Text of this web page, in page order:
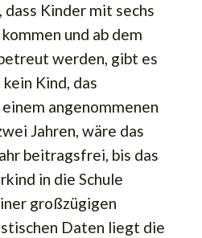
dass Kinder mit sechs
und ab dem
werden, gibt es
Kind, das
angenommenen
Jahren, wäre das
beitragsfrei, bis das
in die Schule
großzügigen
Daten liegt die